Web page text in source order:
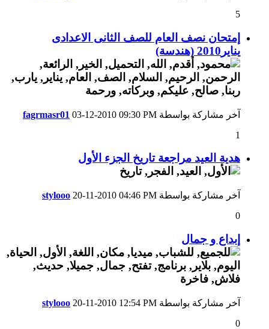
5
إمتحان نصف العام للصف الثانى الاعدادى
يناير2010 (هندسة)
آخر مشاركة بواسطة fagrmasr01 03-12-2010 09:30 PM
1
هدية العيد مراجعة تاريخ الجزء الأول
آخر مشاركة بواسطة stylooo 20-11-2010 04:46 PM
0
إبداع و جمال
آخر مشاركة بواسطة stylooo 20-11-2010 12:54 PM
0